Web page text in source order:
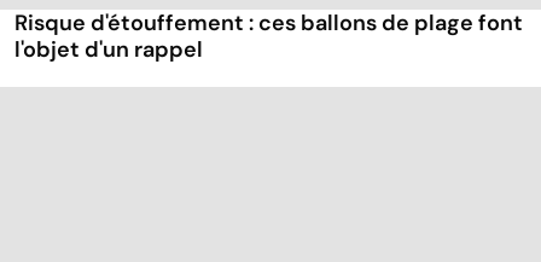
Risque d'étouffement : ces ballons de plage font
l'objet d'un rappel